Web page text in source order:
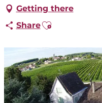
Getting there
ShareAjouter aux